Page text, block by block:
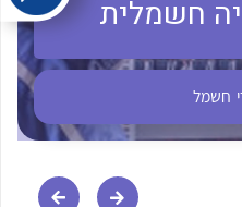
חשמלית
חשמל